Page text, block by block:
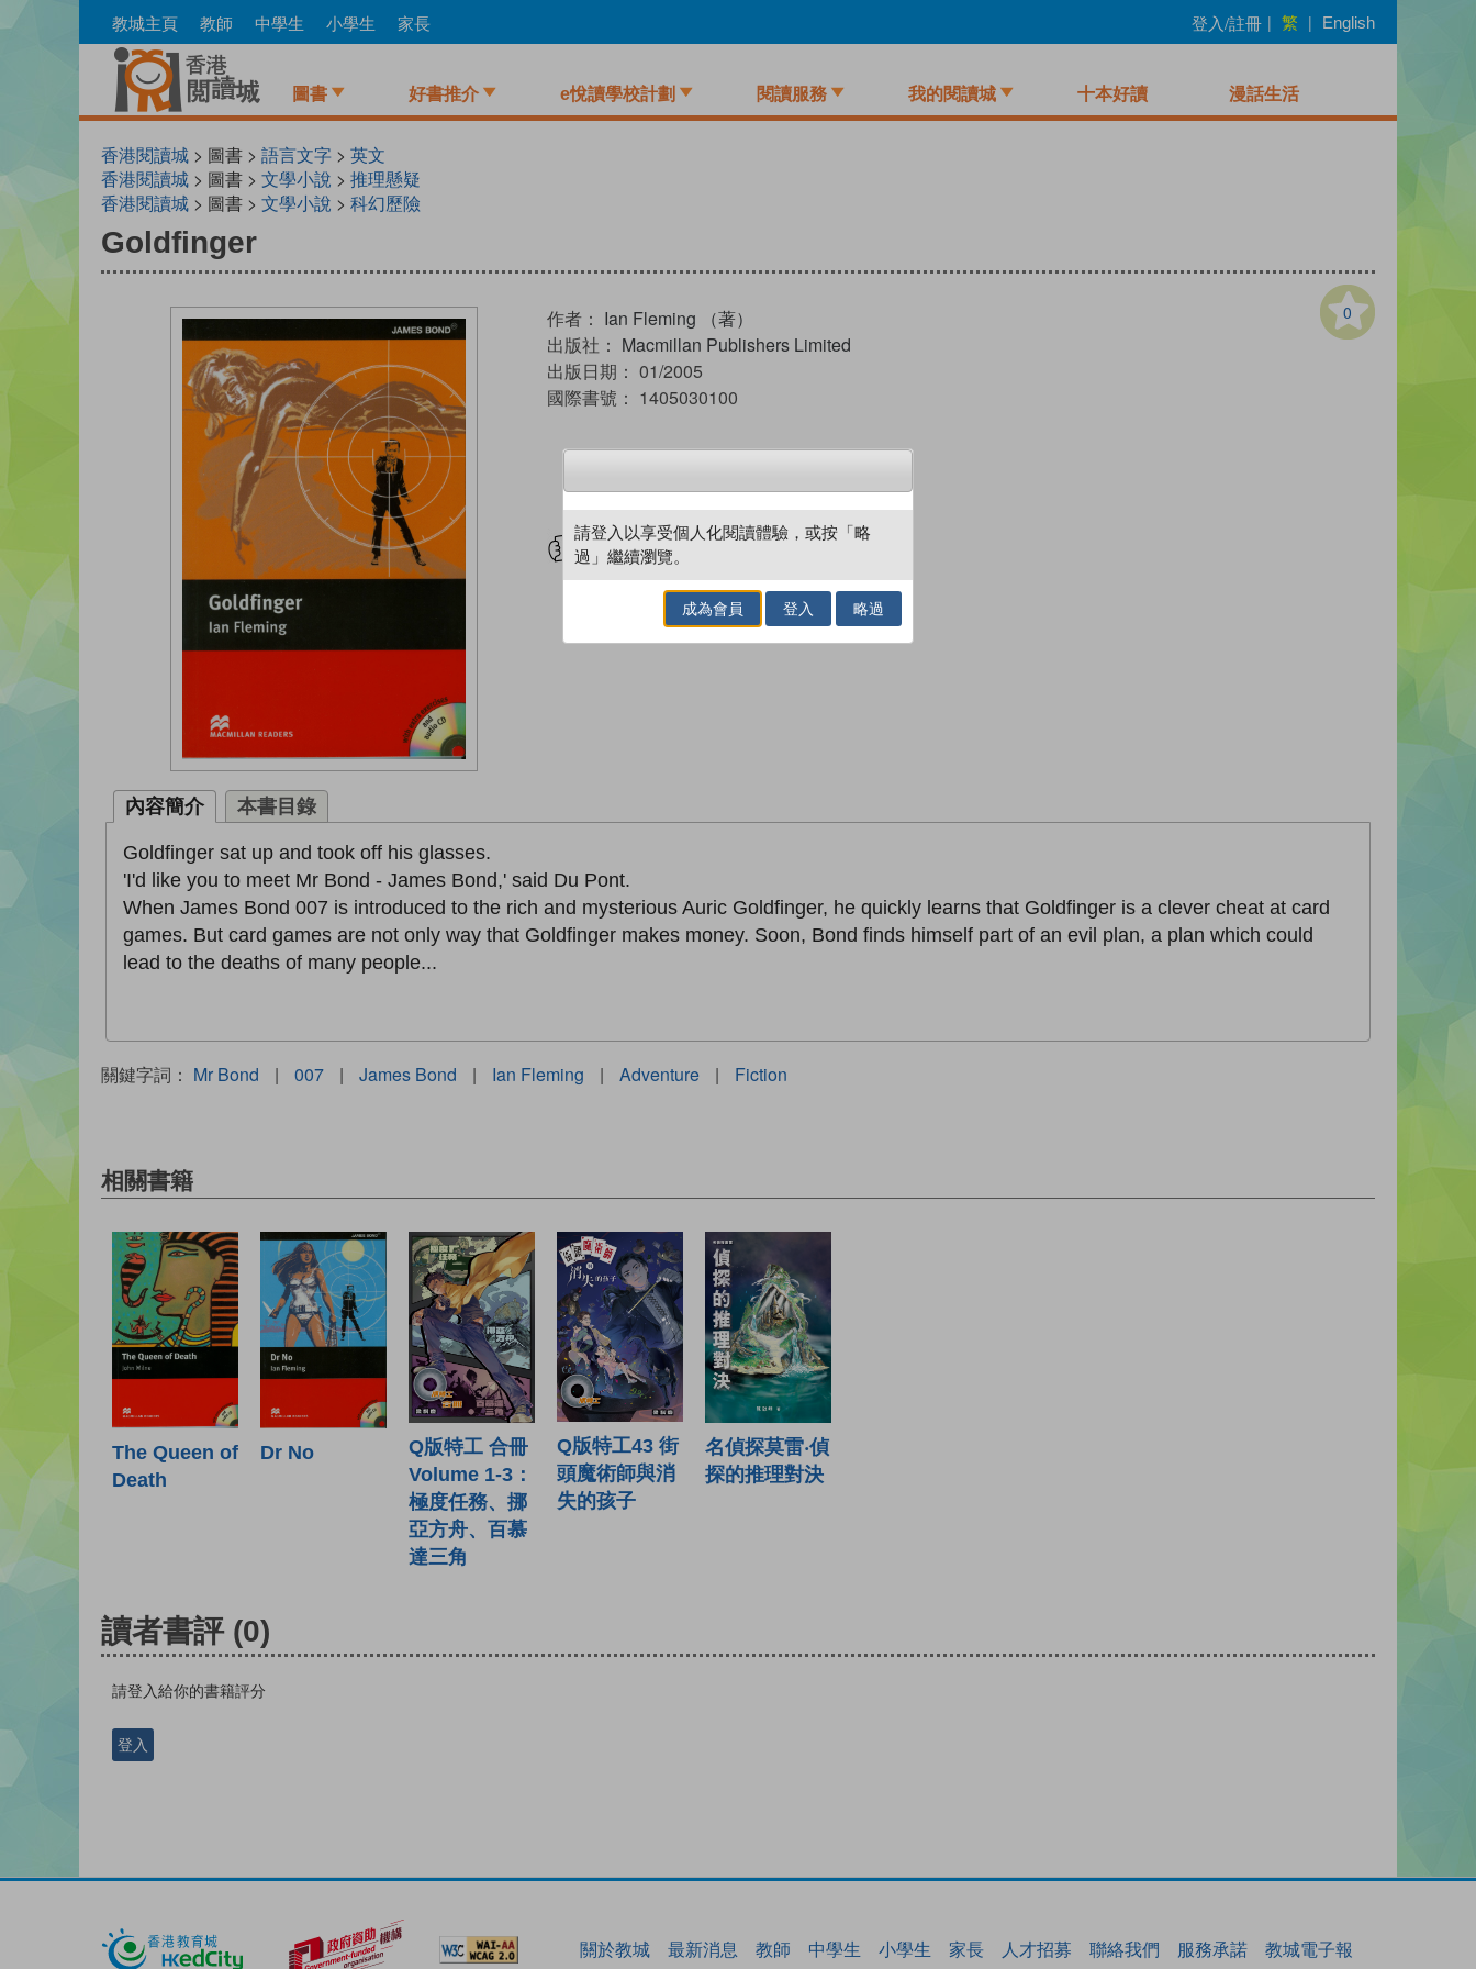
to
教城主頁 教師 中學生 小學生 家長 登入/註冊 | 繁 | English
圖書 好書推介 e悅讀學校計劃 閱讀服務 我的閱讀城 十本好讀 漫話生活
香港閱讀城 > 圖書 > 語言文字 > 英文
香港閱讀城 > 圖書 > 文學小說 > 推理懸疑
香港閱讀城 > 圖書 > 文學小說 > 科幻歷險
Goldfinger
0
作者： Ian Fleming （著）
出版社： Macmillan Publishers Limited
出版日期： 01/2005
國際書號： 1405030100
試閲 加入閱讀紀錄
內容簡介 本書目錄
Goldfinger sat up and took off his glasses.
'I'd like you to meet Mr Bond - James Bond,' said Du Pont.
When James Bond 007 is introduced to the rich and mysterious Auric Goldfinger, he quickly learns that Goldfinger is a clever cheat at card
games. But card games are not only way that Goldfinger makes money. Soon, Bond finds himself part of an evil plan, a plan which could
lead to the deaths of many people...
關鍵字詞： Mr Bond | 007 | James Bond | Ian Fleming | Adventure | Fiction
相關書籍
The Queen of
Death
Dr No
Q版特工 合冊
Volume 1-3：
極度任務、挪
亞方舟、百慕
達三角
Q版特工43 街
頭魔術師與消
失的孩子
名偵探莫雷‧偵
探的推理對決
讀者書評 (0)
請登入給你的書籍評分
登入
關於教城 最新消息 教師 中學生 小學生 家長 人才招募 聯絡我們 服務承諾 教城電子報
請登入以享受個人化閱讀體驗，或按「略
過」繼續瀏覽。
成為會員 登入 略過